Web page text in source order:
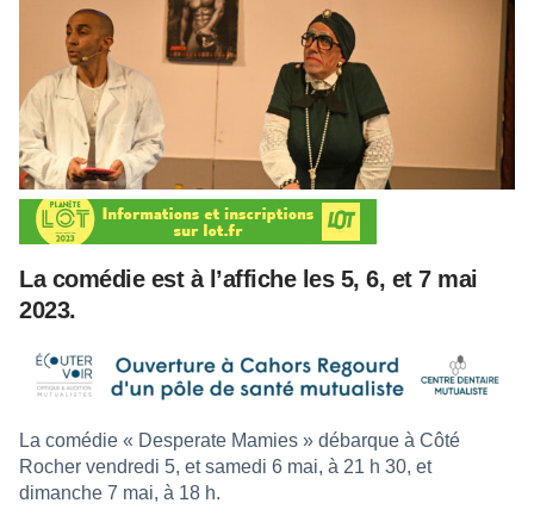
La comédie est à l’affiche les 5, 6, et 7 mai
2023.
La comédie « Desperate Mamies » débarque à Côté
Rocher vendredi 5, et samedi 6 mai, à 21 h 30, et
dimanche 7 mai, à 18 h.